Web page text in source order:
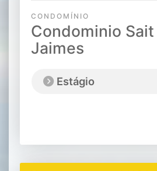
CONDOMÍNIO
Condominio Sait
Jaimes
Estágio